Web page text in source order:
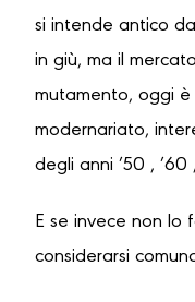
si intende antico
in giù, ma il
mutamento, oggi
modernariato,
degli anni ’50 , ’60
E se invece non lo
considerarsi